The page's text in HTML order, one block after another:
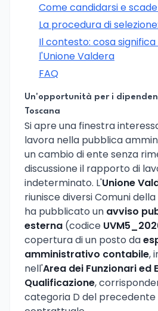
Come candidarsi e
La procedura di
Il contesto: cosa
l'Unione Valdera
FAQ
Un'opportunità per i
Toscana
Si apre una finestra
lavora nella pubblica
un cambio di ente senza
discussione il rapporto di
indeterminato. L'Unione
riunisce diversi Comuni
ha pubblicato un avviso
esterna (codice
copertura di un posto da
amministrativo contabile,
nell'Area dei Funzionari ed
Qualificazione,
categoria D del